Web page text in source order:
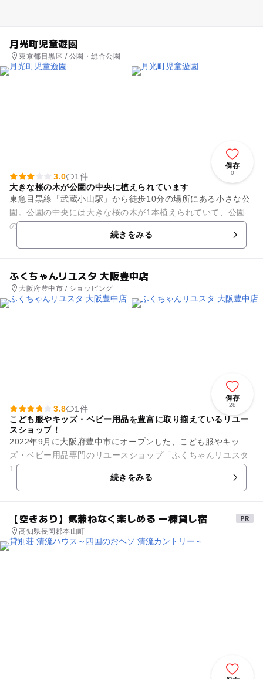
月光町児童遊園
東京都目黒区 / 公園・総合公園
保存
0
3.0
1件
大きな桜の木が公園の中央に植えられています
東急目黒線「武蔵小山駅」から徒歩10分の場所にある小さな公
園。公園の中央には大きな桜の木が1本植えられていて、公園
のシンボルにもなっています。春になると桜の花が公園全体に
広がり、とても美しい光景...続きをみる
ふくちゃんリユスタ 大阪豊中店
大阪府豊中市 / ショッピング
保存
28
3.8
1件
こども服やキッズ・ベビー用品を豊富に取り揃えているリユー
スショップ！
2022年9月に大阪府豊中市にオープンした、こども服やキッ
ズ・ベビー用品専門のリユースショップ「ふくちゃんリユスタ
1号店」。 こども服やベビーカー、チャイルドシートなど多く
続きをみる
【空きあり】気兼ねなく楽しめる 一棟貸し宿
高知県長岡郡本山町